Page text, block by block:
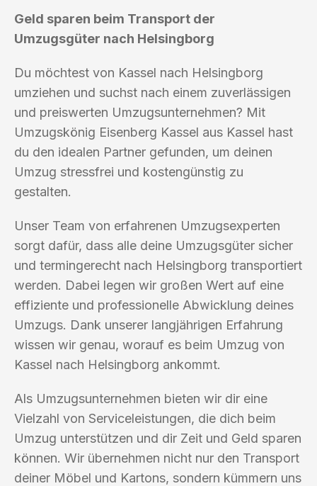
Geld sparen beim Transport der
Umzugsgüter nach Helsingborg
Du möchtest von Kassel nach Helsingborg
umziehen und suchst nach einem zuverlässigen
und preiswerten Umzugsunternehmen? Mit
Umzugskönig Eisenberg Kassel aus Kassel hast
du den idealen Partner gefunden, um deinen
Umzug stressfrei und kostengünstig zu
gestalten.
Unser Team von erfahrenen Umzugsexperten
sorgt dafür, dass alle deine Umzugsgüter sicher
und termingerecht nach Helsingborg transportiert
werden. Dabei legen wir großen Wert auf eine
effiziente und professionelle Abwicklung deines
Umzugs. Dank unserer langjährigen Erfahrung
wissen wir genau, worauf es beim Umzug von
Kassel nach Helsingborg ankommt.
Als Umzugsunternehmen bieten wir dir eine
Vielzahl von Serviceleistungen, die dich beim
Umzug unterstützen und dir Zeit und Geld sparen
können. Wir übernehmen nicht nur den Transport
deiner Möbel und Kartons, sondern kümmern uns